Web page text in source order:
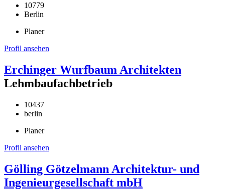
10779
Berlin
Planer
Profil ansehen
Erchinger Wurfbaum Architekten
Lehmbaufachbetrieb
10437
berlin
Planer
Profil ansehen
Gölling Götzelmann Architektur- und
Ingenieurgesellschaft mbH